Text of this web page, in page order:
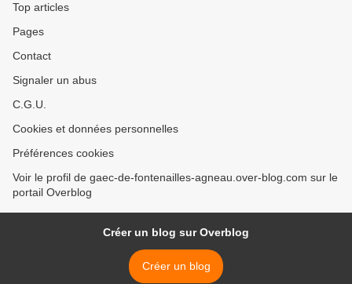
Top articles
Pages
Contact
Signaler un abus
C.G.U.
Cookies et données personnelles
Préférences cookies
Voir le profil de gaec-de-fontenailles-agneau.over-blog.com sur le
portail Overblog
Créer un blog sur Overblog
Créer un blog